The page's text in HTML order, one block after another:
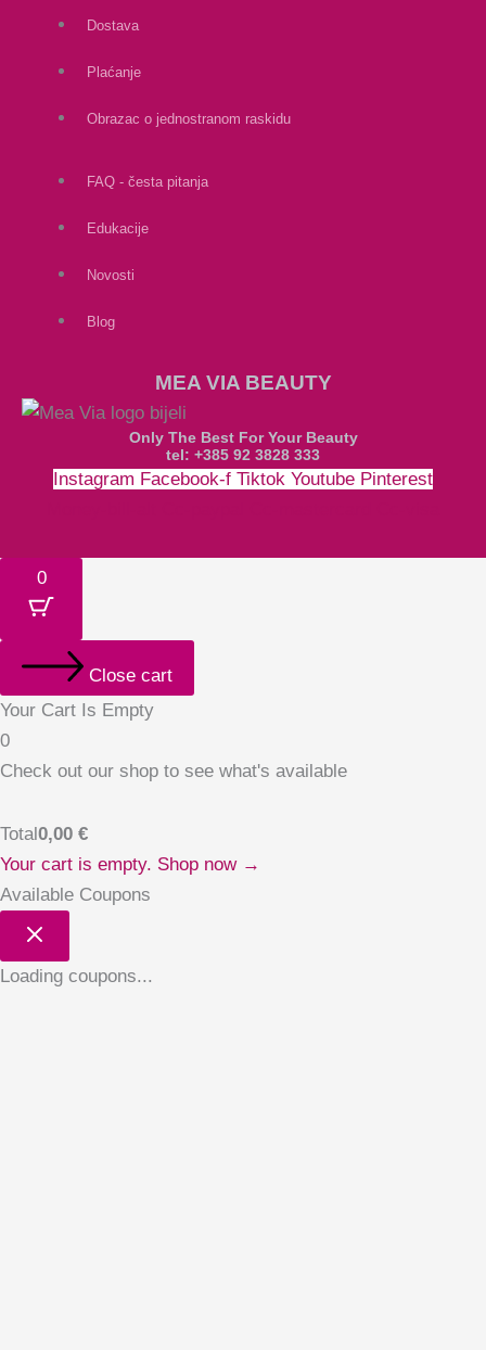
Dostava
Plaćanje
Obrazac o jednostranom raskidu
FAQ - česta pitanja
Edukacije
Novosti
Blog
MEA VIA BEAUTY
Only The Best For Your Beauty
tel: +385 92 3828 333
Instagram Facebook-f Tiktok Youtube Pinterest
0
Close cart
Your Cart Is Empty
0
Check out our shop to see what's available
Total0,00 €
Your cart is empty. Shop now →
Available Coupons
Loading coupons...